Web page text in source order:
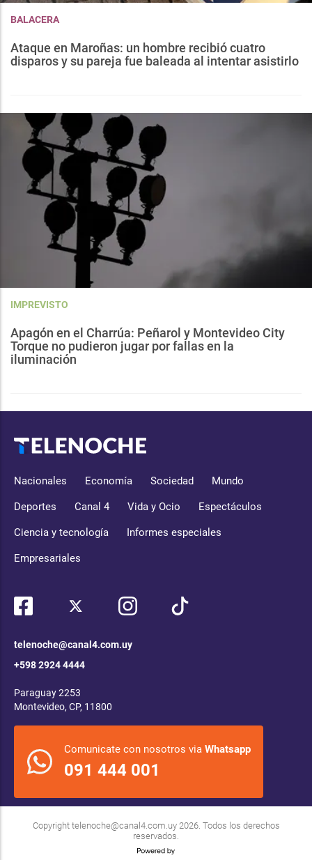
BALACERA
Ataque en Maroñas: un hombre recibió cuatro
disparos y su pareja fue baleada al intentar asistirlo
IMPREVISTO
Apagón en el Charrúa: Peñarol y Montevideo City
Torque no pudieron jugar por fallas en la
iluminación
Nacionales Economía Sociedad Mundo
Deportes Canal 4 Vida y Ocio Espectáculos
Ciencia y tecnología Informes especiales
Empresariales
telenoche@canal4.com.uy
+598 2924 4444
Paraguay 2253
Montevideo, CP, 11800
Comunicate con nosotros via Whatsapp
091 444 001
Copyright telenoche@canal4.com.uy2026. Todos los derechos
reservados.